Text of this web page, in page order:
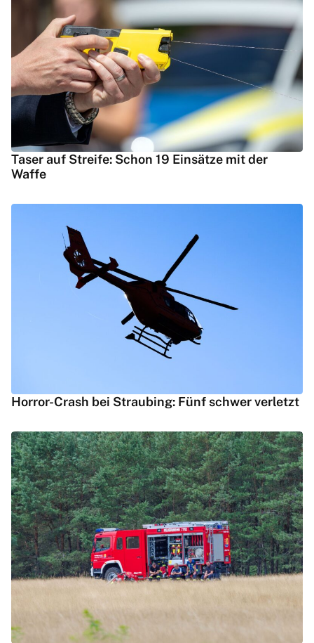
Taser auf Streife: Schon 19 Einsätze mit der
Waffe
Horror-Crash bei Straubing: Fünf schwer verletzt